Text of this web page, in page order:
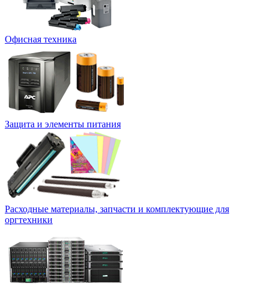
Офисная техника
Защита и элементы питания
Расходные материалы, запчасти и комплектующие для
оргтехники